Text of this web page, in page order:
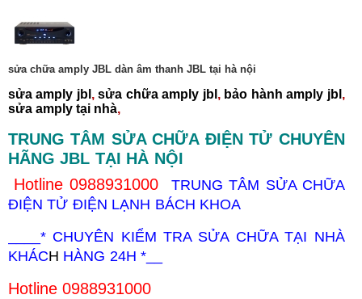
sửa chữa amply JBL dàn âm thanh JBL tại hà nội
sửa amply jbl ,sửa chữa amply jbl , bảo hành amply jbl ,
sửa amply tại nhà,
TRUNG TÂM SỬA CHỮA ĐIỆN TỬ CHUYÊN
HÃNG JBL TẠI HÀ NỘI
Hotline 0988931000TRUNG TÂM SỬA CHỮA
ĐIỆN TỬ ĐIỆN LẠNH BÁCH KHOA
____* CHUYÊN KIỂM TRA SỬA CHỮA TẠI NHÀ
KHÁCH HÀNG 24H *__
Hotline 0988931000